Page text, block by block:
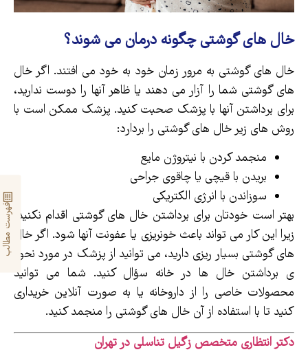
فهرست مطالب
خال های گوشتی چگونه درمان می شوند؟
خال های گوشتی به مرور زمان خود به خود می افتند. اگر خال
های گوشتی شما را آزار می دهند یا ظاهر آنها را دوست ندارید،
برای برداشتن آنها با پزشک صحبت کنید. پزشک ممکن است با
روش های زیر خال های گوشتی را بردارد:
منجمد کردن با نیتروژن مایع
بریدن با قیچی یا چاقوی جراحی
سوزاندن با انرژی الکتریکی
بهتر است خودتان برای برداشتن خال های گوشتی اقدام نکنید،
زیرا این کار می تواند باعث خونریزی یا عفونت آنها شود. اگر خال
های گوشتی بسیار ریزی دارید، می توانید از پزشک در مورد نحوه
ی برداشتن خال ها در خانه سؤال کنید. شما می توانید
محصولات خاصی را از داروخانه یا به صورت آنلاین خریداری
کنید تا با استفاده از آن خال های گوشتی را منجمد کنید.
دکتر انتظاری متخصص زگیل تناسلی در تهران